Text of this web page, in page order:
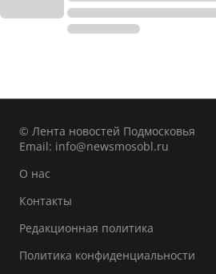
© Лента новостей Подмосковья
Email: info@newsmosobl.ru
О нас
Контакты
Редакционная политика
Политика конфиденциальности